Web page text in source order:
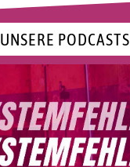
UNSERE PODCASTS